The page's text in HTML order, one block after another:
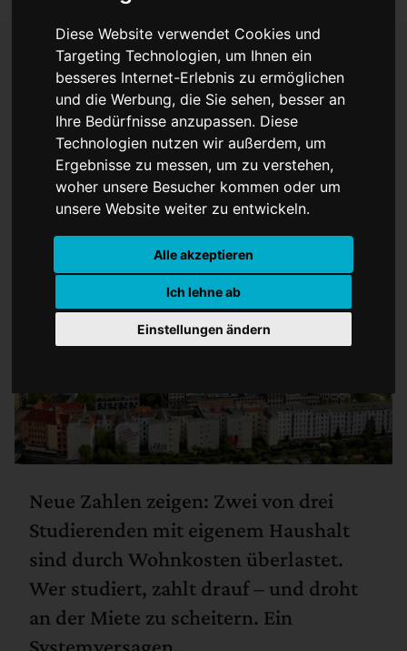
Diese Website verwendet Cookies und
Targeting Technologien, um Ihnen ein
besseres Internet-Erlebnis zu ermöglichen
und die Werbung, die Sie sehen, besser an
Ihre Bedürfnisse anzupassen. Diese
Technologien nutzen wir außerdem, um
Ergebnisse zu messen, um zu verstehen,
woher unsere Besucher kommen oder um
unsere Website weiter zu entwickeln.
Alle akzeptieren
Ich lehne ab
Einstellungen ändern
Studieren oder wohnen?
Wenn Mieten das
Studium auffressen
Neue Zahlen zeigen: Zwei von drei
Studierenden mit eigenem Haushalt
sind durch Wohnkosten überlastet.
Wer studiert, zahlt drauf – und droht
an der Miete zu scheitern. Ein
Systemversagen.